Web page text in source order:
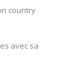
country
avec sa